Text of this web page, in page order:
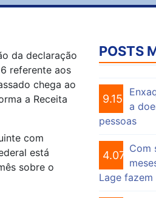
da declaração
referente aos
chega ao
a Receita
com
está
sobre o
POSTS
9.159
a
pessoas
4.076
Com
Lage fazem